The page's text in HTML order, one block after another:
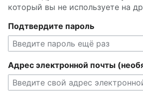
который вы не используете на
Подтвердите пароль
Адрес электронной почты